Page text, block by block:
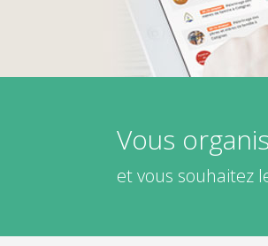
Vous
et vous souhaitez